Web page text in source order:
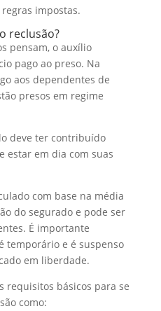
impostas.
reclusão?
pensam, o auxílio
pago ao preso. Na
aos dependentes de
presos em regime
deve ter contribuído
estar em dia com suas
com base na média
do segurado e pode ser
É importante
temporário e é suspenso
em liberdade.
requisitos básicos para se
como: